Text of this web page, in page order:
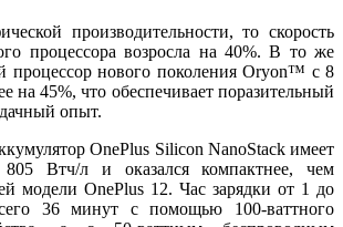
производительности, то скорость
процессора возросла на 40%. В то же
процессор нового поколения Oryon™ с 8
на 45%, что обеспечивает поразительный
опыт.
OnePlus Silicon NanoStack имеет
805 Втч/л и оказался компактнее, чем
модели OnePlus 12. Час зарядки от 1 до
36 минут с помощью 100-ваттного